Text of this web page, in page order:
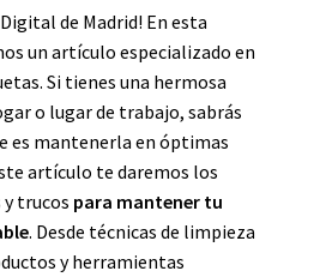
de Madrid! En esta
un artículo especializado en
Si tienes una hermosa
o lugar de trabajo, sabrás
es mantenerla en óptimas
artículo te daremos los
trucos para mantener tu
. Desde técnicas de limpieza
y herramientas